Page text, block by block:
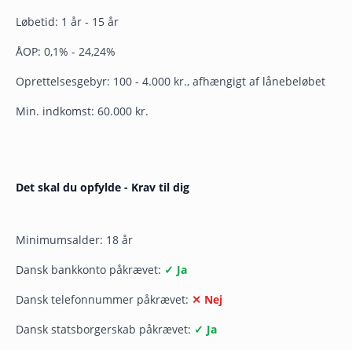
Løbetid: 1 år - 15 år
ÅOP: 0,1% - 24,24%
Oprettelsesgebyr: 100 - 4.000 kr., afhængigt af lånebeløbet
Min. indkomst: 60.000 kr.
Det skal du opfylde - Krav til dig
Minimumsalder: 18 år
Dansk bankkonto påkrævet: ✓ Ja
Dansk telefonnummer påkrævet: ✕ Nej
Dansk statsborgerskab påkrævet: ✓ Ja